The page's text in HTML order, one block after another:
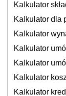
Kalkulator
Kalkulator dla
Kalkulator
Kalkulator
Kalkulator
Kalkulator
Kalkulator